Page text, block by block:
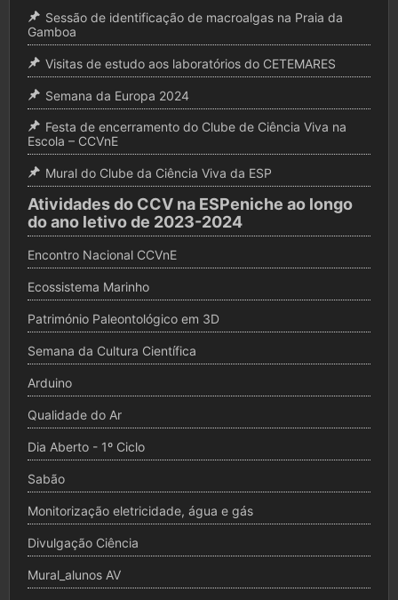
Sessão de identificação de macroalgas na Praia da
Gamboa
Visitas de estudo aos laboratórios do CETEMARES
Semana da Europa 2024
Festa de encerramento do Clube de Ciência Viva na
Escola – CCVnE
Mural do Clube da Ciência Viva da ESP
Atividades do CCV na ESPeniche ao longo
do ano letivo de 2023-2024
Encontro Nacional CCVnE
Ecossistema Marinho
Património Paleontológico em 3D
Semana da Cultura Científica
Arduino
Qualidade do Ar
Dia Aberto - 1º Ciclo
Sabão
Monitorização eletricidade, água e gás
Divulgação Ciência
Mural_alunos AV